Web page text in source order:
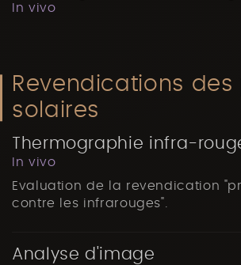
In vivo
Revendications
solaires
Thermographie infra-
In vivo
Evaluation de la revendication
contre les infrarouges".
Analyse d'image